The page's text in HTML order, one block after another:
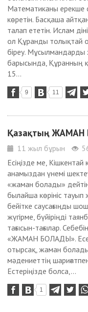
Математиканы ерекше
көретін. Басқаша
талап ететін. Ислам
ол Құранды толықтай
біреу. Мұсылмандарды
барысында, Құранның
15...
9 11
Қазақтың
11 жыл бұрын
Есіңізде ме, Кішкентай
анамыздан үнемі
«жаман болады»
былайша көрініс
бейітке саусағыңды
жүгірме, бүйіріңді
тағысын-тағылар.
«ЖАМАН БОЛАДЫ».
отырсақ, жаман
мәдениеттің
Естеріңізде болса,...
1